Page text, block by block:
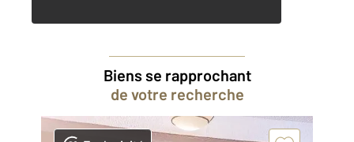
Biens se rapprochant
de votre recherche